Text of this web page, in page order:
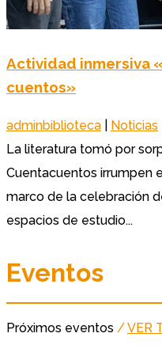
Actividad inmersiva
cuentos»
adminbiblioteca Noticias
La literatura tomó por
Cuentacuentos irrumpen
marco de la celebración
espacios de estudio...
Eventos
Próximos eventos /VER